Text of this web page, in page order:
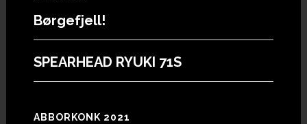
Børgefjell!
SPEARHEAD RYUKI 71S
ABBORKONK 2021